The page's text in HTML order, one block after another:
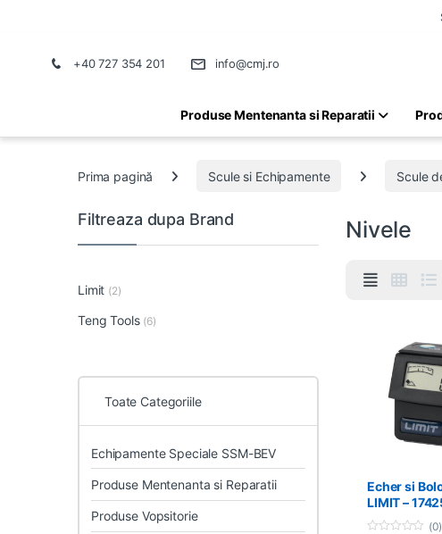
+40 727 354 201 info@cmj.ro
Produse Mentenanta si Reparatii
Prima pagină Scule si Echipamente Scule
Nivele
Echer si
LIMIT –
(0)
Filtreaza dupa Brand
Limit (2)
Teng Tools (6)
Toate Categoriile
Echipamente Speciale SSM-BEV
Produse Mentenanta si Reparatii
Produse Vopsitorie